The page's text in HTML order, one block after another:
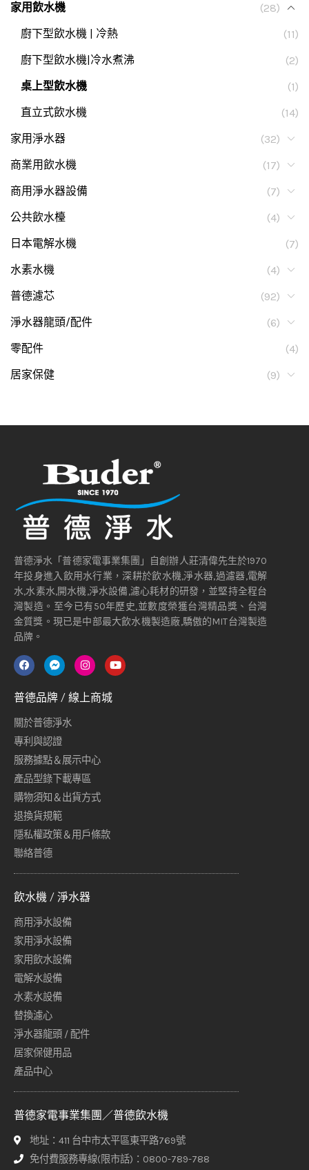
家用飲水機
(28)
廚下型飲水機 | 冷熱
(11)
廚下型飲水機|冷水煮沸
(2)
桌上型飲水機
(1)
直立式飲水機
(14)
家用淨水器
(32)
商業用飲水機
(17)
商用淨水器設備
(7)
公共飲水檯
(4)
日本電解水機
(7)
水素水機
(4)
普德濾芯
(92)
淨水器龍頭/配件
(6)
零配件
(4)
居家保健
(9)
普德淨水「普德家電事業集團」自創辦人莊清偉先生於1970
年投身進入飲用水行業，深耕於飲水機,淨水器,過濾器,電解
水,水素水,開水機,淨水設備,濾心耗材的研發，並堅持全程台
灣製造。至今已有50年歷史,並數度榮獲台灣精品獎、台灣
金質獎。現已是中部最大飲水機製造廠,驕傲的MIT台灣製造
品牌。
普德品牌 / 線上商城
關於普德淨水
專利與認證
服務據點＆展示中心
產品型錄下載專區
購物須知＆出貨方式
退換貨規範
隱私權政策＆用戶條款
聯絡普德
飲水機 / 淨水器
商用淨水設備
家用淨水設備
家用飲水設備
電解水設備
水素水設備
替換濾心
淨水器龍頭 / 配件
居家保健用品
產品中心
普德家電事業集團／普德飲水機
地址：411 台中市太平區東平路769號
免付費服務專線(限市話)：0800-789-788